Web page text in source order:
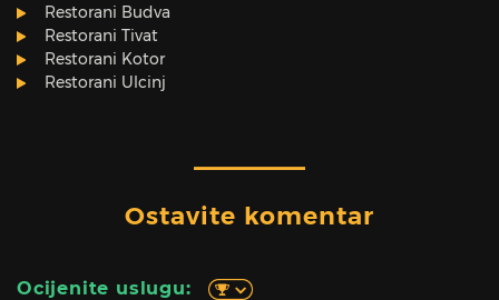
Restorani Budva
Restorani Tivat
Restorani Kotor
Restorani Ulcinj
Ostavite komentar
Ocijenite uslugu: